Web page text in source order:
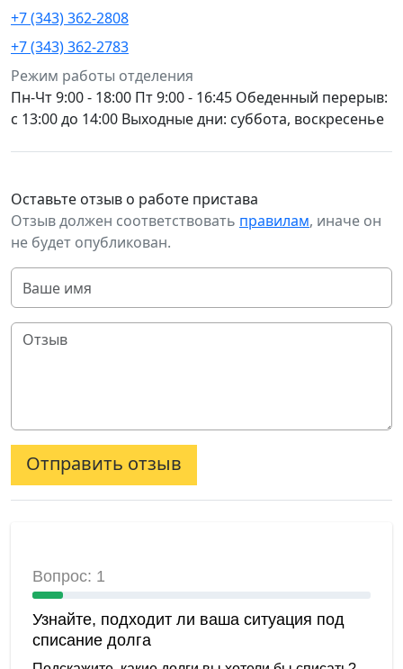
+7 (343) 362-2808
+7 (343) 362-2783
Режим работы отделения
Пн-Чт 9:00 - 18:00 Пт 9:00 - 16:45 Обеденный перерыв:
с 13:00 до 14:00 Выходные дни: суббота, воскресенье
Оставьте отзыв о работе пристава
Отзыв должен соответствовать правилам, иначе он
не будет опубликован.
Отправить отзыв